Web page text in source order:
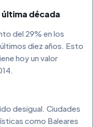
década
del 29% en los
diez años. Esto
hoy un valor
desigual. Ciudades
como Baleares